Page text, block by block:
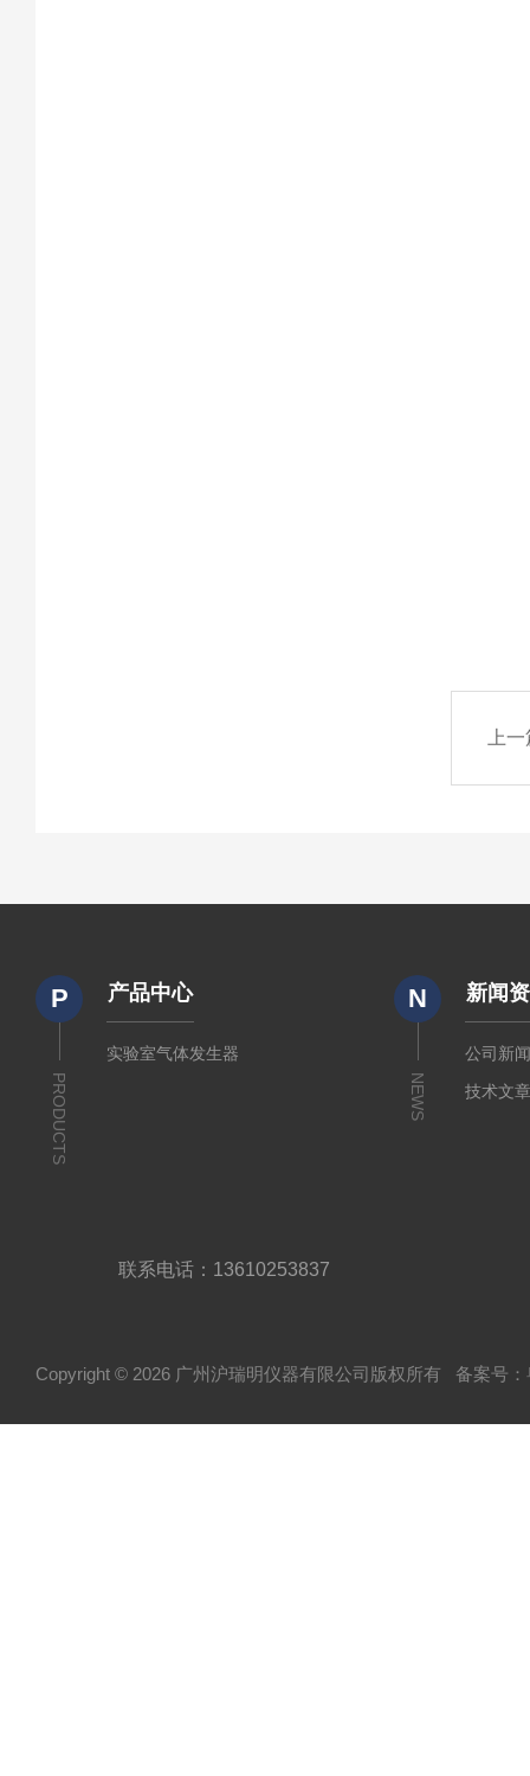
上
P
PRODUCTS
产品中心
实验室气体发生器
N
NEWS
新闻
公司新
技术文
联系电话：13610253837
Copyright © 2026 广州沪瑞明仪器有限公司版权所有 备案号